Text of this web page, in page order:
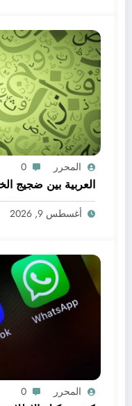
المحرر 0
العربية بين ضجيج
أغسطس 9, 2026
المحرر 0